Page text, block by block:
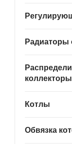
Радиаторы
коллекторы
Котлы
Обвязка